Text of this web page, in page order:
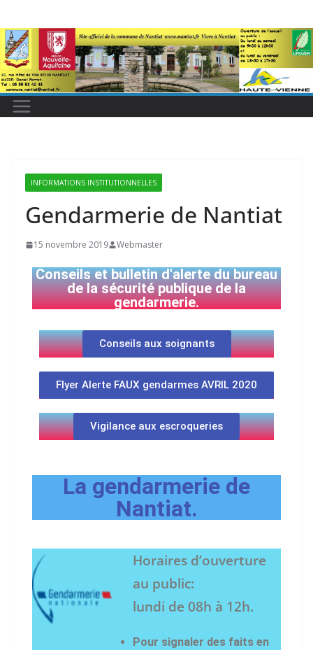
INFORMATIONS INSTITUTIONNELLES
Gendarmerie de Nantiat
15 novembre 2019 Webmaster
Conseils et bulletin d'alerte du bureau
de la sécurité publique de la
gendarmerie.
Conseils aux soignants
Flyer Alerte FAUX gendarmes AVRIL 2020
Vigilance aux escroqueries
La gendarmerie de
Nantiat.
Horaires d’ouverture
au public:
lundi de 08h à 12h.
Pour signaler des faits en